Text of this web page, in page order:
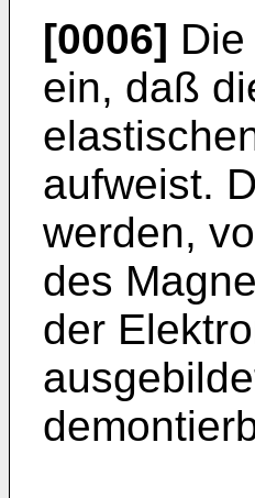
[0006]
ein, daß
aufweist.
werden,
des
der